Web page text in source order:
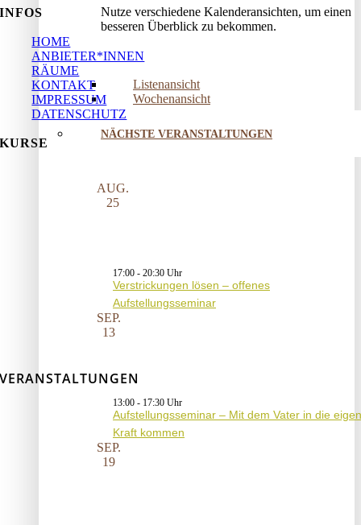
Nutze verschiedene Kalenderansichten, um einen
besseren Überblick zu bekommen.
Listenansicht
Wochenansicht
NÄCHSTE VERANSTALTUNGEN
AUG.
25
17:00 - 20:30
Verstrickungen lösen – offenes
Aufstellungsseminar
SEP.
13
13:00 - 17:30
Aufstellungsseminar – Mit dem Vater in die
Kraft kommen
SEP.
19
INFOS
HOME
ANBIETER*INNEN
RÄUME
KONTAKT
IMPRESSUM
DATENSCHUTZ
KURSE
VERANSTALTUNGEN